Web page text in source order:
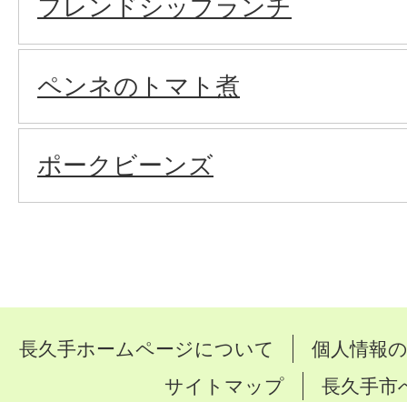
フレンドシップランチ
ペンネのトマト煮
ポークビーンズ
長久手ホームページについて
個人情報
サイトマップ
長久手市